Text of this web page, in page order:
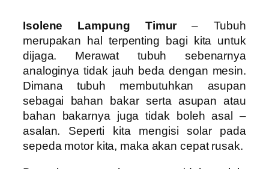
Isolene Lampung Timur– Tubuh
merupakan hal terpenting bagi kita untuk
dijaga. Merawat tubuh sebenarnya
analoginya tidak jauh beda dengan mesin.
Dimana tubuh membutuhkan asupan
sebagai bahan bakar serta asupan atau
bahan bakarnya juga tidak boleh asal –
asalan. Seperti kita mengisi solar pada
sepeda motor kita, maka akan cepat rusak.